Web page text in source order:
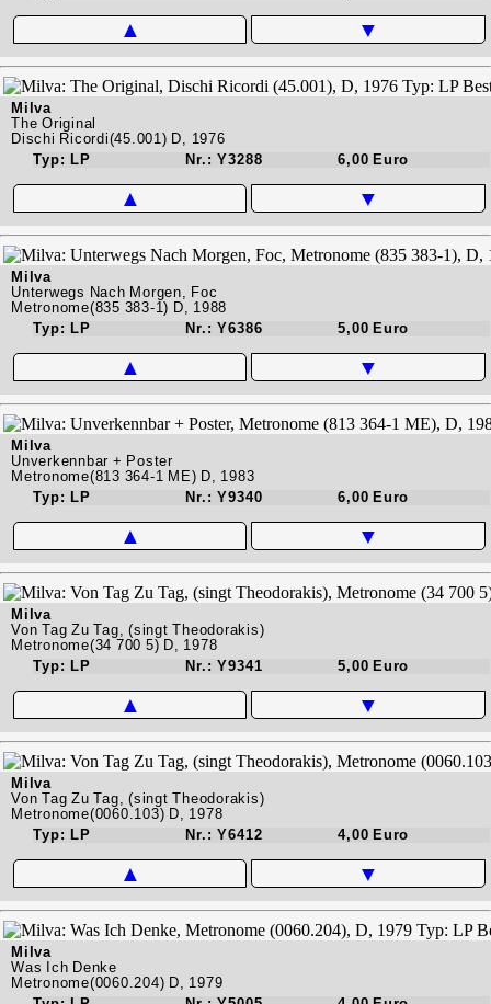
▲ ▼
Milva
The Original
Dischi Ricordi(45.001) D, 1976
Typ: LP
Nr.: Y3288 6,00 Euro
▲ ▼
Milva
Unterwegs Nach Morgen, Foc
Metronome(835 383-1) D, 1988
Typ: LP
Nr.: Y6386 5,00 Euro
▲ ▼
Milva
Unverkennbar + Poster
Metronome(813 364-1 ME) D, 1983
Typ: LP
Nr.: Y9340 6,00 Euro
▲ ▼
Milva
Von Tag Zu Tag, (singt Theodorakis)
Metronome(34 700 5) D, 1978
Typ: LP
Nr.: Y9341 5,00 Euro
▲ ▼
Milva
Von Tag Zu Tag, (singt Theodorakis)
Metronome(0060.103) D, 1978
Typ: LP
Nr.: Y6412 4,00 Euro
▲ ▼
Milva
Was Ich Denke
Metronome(0060.204) D, 1979